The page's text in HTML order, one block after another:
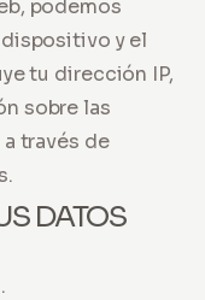
podemos
y el
tu dirección IP,
sobre las
través de
DATOS